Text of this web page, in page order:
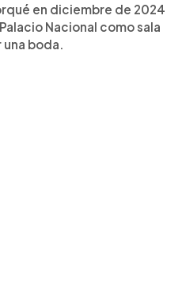
en diciembre de 2024
Nacional como sala
boda.